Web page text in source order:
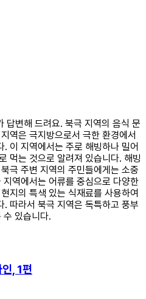
답변해 드려요. 북극 지역의 음식 문
역은 극지방으로서 극한 환경에서
이 지역에서는 주로 해빙하나 밀어
먹는 것으로 알려져 있습니다. 해빙
극 주변 지역의 주민들에게는 소중
역에서는 어류를 중심으로 다양한
지의 특색 있는 식재료를 사용하여
. 따라서 북극 지역은 독특하고 풍부
수 있습니다.
, 1편